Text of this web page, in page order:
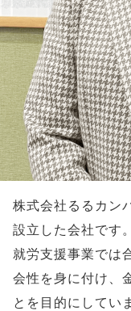
株式会社るるカン
設立した会社です。
就労支援事業では
会性を身に付け、
とを目的にしてい